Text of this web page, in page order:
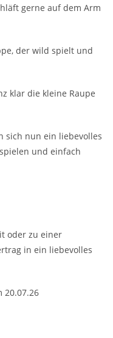
gerne auf dem Arm
der wild spielt und
klar die kleine Raupe
sich nun ein liebevolles
und einfach
oder zu einer
in ein liebevolles
20.07.26